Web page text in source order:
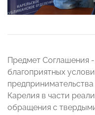
Предмет Соглашения
благоприятных
Карелия в части
обращения с